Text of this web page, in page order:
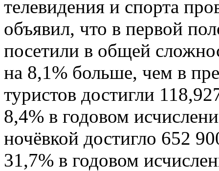
телевидения и спорта
объявил, что в первой
посетили в общей
на 8,1% больше, чем в
туристов достигли
8,4% в годовом
ночёвкой достигло 652
31,7% в годовом